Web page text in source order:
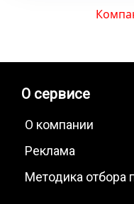
О сервисе
О компании
Реклама
Методика отбора